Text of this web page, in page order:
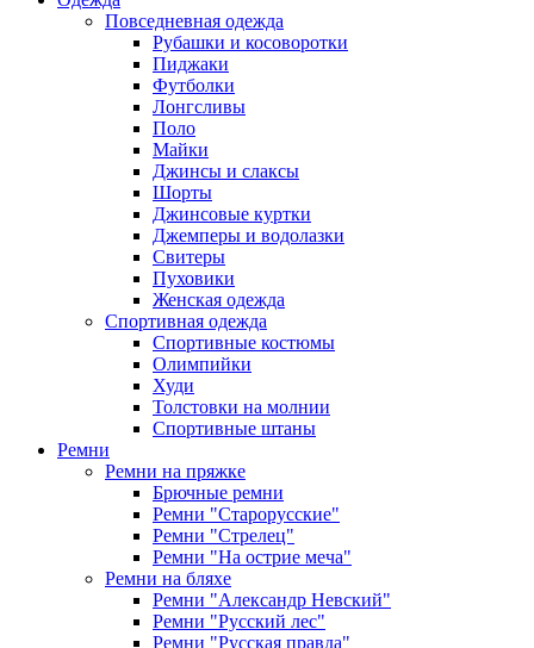
Повседневная одежда
Рубашки и косоворотки
Пиджаки
Футболки
Лонгсливы
Поло
Майки
Джинсы и слаксы
Шорты
Джинсовые куртки
Джемперы и водолазки
Свитеры
Пуховики
Женская одежда
Спортивная одежда
Спортивные костюмы
Олимпийки
Худи
Толстовки на молнии
Спортивные штаны
Ремни
Ремни на пряжке
Брючные ремни
Ремни "Старорусские"
Ремни "Стрелец"
Ремни "На острие меча"
Ремни на бляхе
Ремни "Александр Невский"
Ремни "Русский лес"
Ремни "Русская правда"